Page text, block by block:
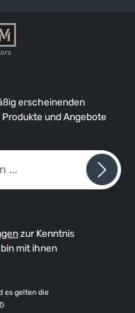
erscheinenden
und Angebote
zur Kenntnis
mit ihnen
es gelten die
.